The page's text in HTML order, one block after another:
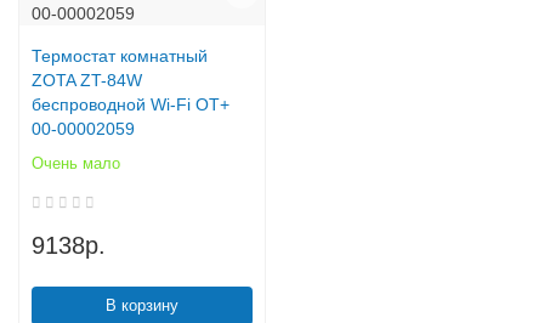
Термостат комнатный
ZOTA ZT-84W
беспроводной Wi-Fi OT+
00-00002059
Очень мало
9138р.
В корзину